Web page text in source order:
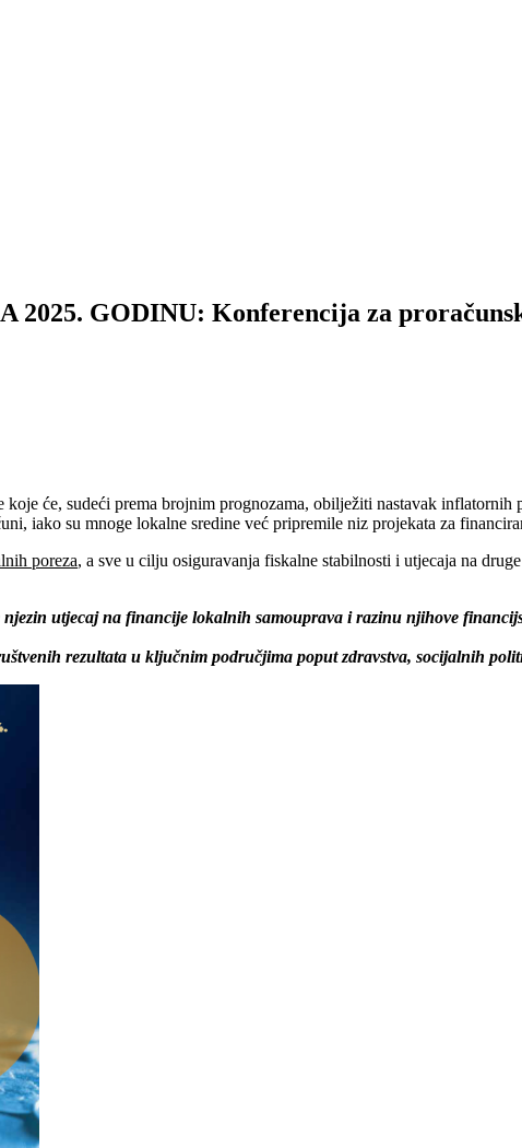
GODINU: Konferencija za
će, sudeći prema brojnim prognozama, obilježiti nastavak
iako su mnoge lokalne sredine već pripremile niz projekata za
poreza, a sve u cilju osiguravanja fiskalne stabilnosti i utjecaja na
utjecaj na financije lokalnih samouprava i razinu njihove
rezultata u ključnim područjima poput zdravstva, socijalnih